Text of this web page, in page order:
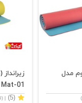
مدل
Mat-01
(5)
|